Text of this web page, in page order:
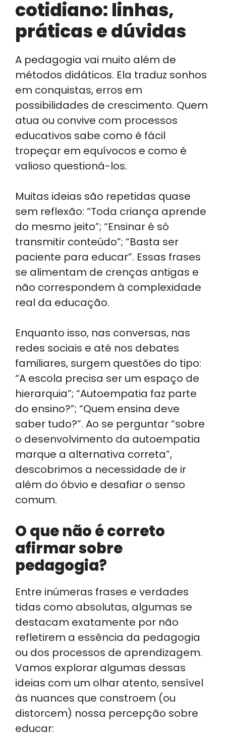
cotidiano: linhas,
práticas e dúvidas
A pedagogia vai muito além de
métodos didáticos. Ela traduz sonhos
em conquistas, erros em
possibilidades de crescimento. Quem
atua ou convive com processos
educativos sabe como é fácil
tropeçar em equívocos e como é
valioso questioná-los.
Muitas ideias são repetidas quase
sem reflexão: “Toda criança aprende
do mesmo jeito”; “Ensinar é só
transmitir conteúdo”; “Basta ser
paciente para educar”. Essas frases
se alimentam de crenças antigas e
não correspondem à complexidade
real da educação.
Enquanto isso, nas conversas, nas
redes sociais e até nos debates
familiares, surgem questões do tipo:
“A escola precisa ser um espaço de
hierarquia”; “Autoempatia faz parte
do ensino?”; “Quem ensina deve
saber tudo?”. Ao se perguntar “sobre
o desenvolvimento da autoempatia
marque a alternativa correta”,
descobrimos a necessidade de ir
além do óbvio e desafiar o senso
comum.
O que não é correto
afirmar sobre
pedagogia?
Entre inúmeras frases e verdades
tidas como absolutas, algumas se
destacam exatamente por não
refletirem a essência da pedagogia
ou dos processos de aprendizagem.
Vamos explorar algumas dessas
ideias com um olhar atento, sensível
às nuances que constroem (ou
distorcem) nossa percepção sobre
educar: